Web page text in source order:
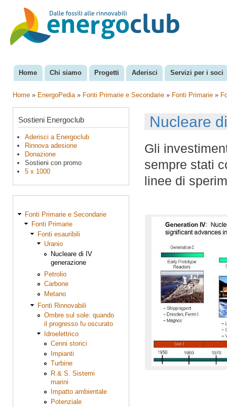
EnergoClub
per la
riconversione
del sistema
Menu principale
Home Chi siamo Progetti Aderisci Servizi per i soci
Home » EnergoPedia » Fonti Primarie e Secondarie » Fonti Primarie »
Sostieni Energoclub
Aderisci a Energoclub
Rinnova adesione
Donazione
Sostieni con promo
5 x 1000
Fonti Primarie e Secondarie
Fonti Primarie
Fonti esauribili
Uranio
Nucleare di IV
generazione
Petrolio
Carbone
Metano
Fonti Rinnovabili
Ombre sul sole: quando
il progresso fu oscurato
Idroelettrico
Cenni storici
Impianti
Turbine
R.& S. Sistemi
marini
Impatto ambientale
Potenziale
Nucleare
Gli
sempre stati
linee di